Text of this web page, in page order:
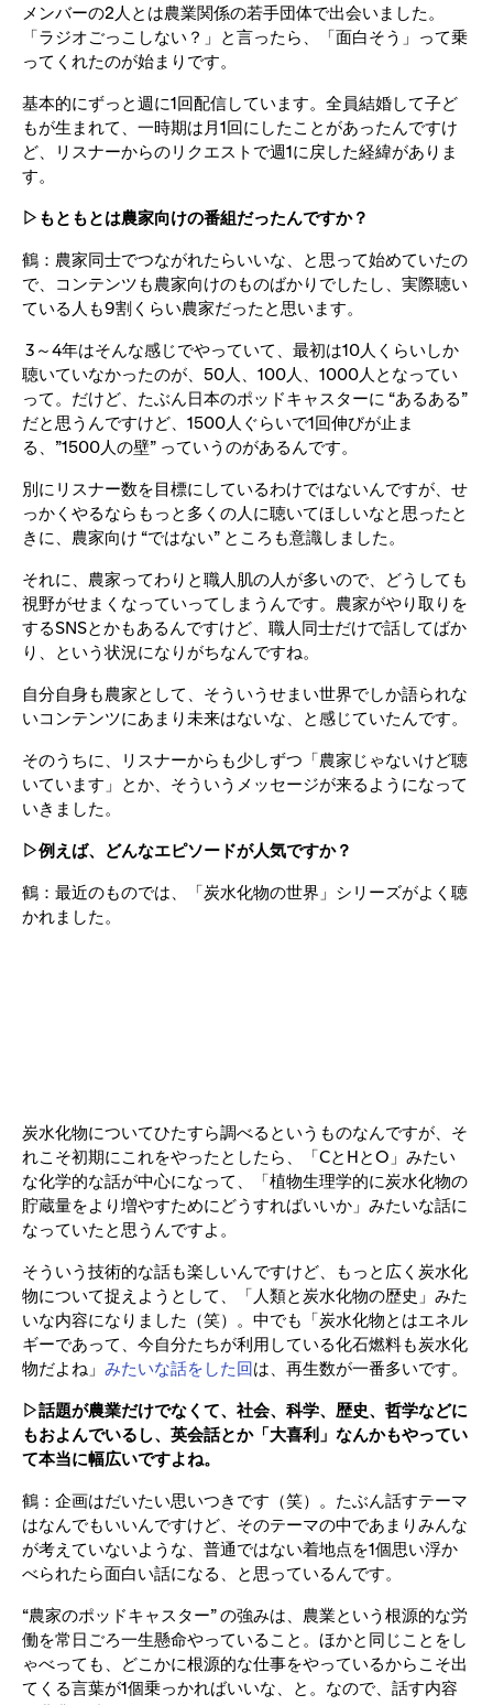
メンバーの2人とは農業関係の若手団体で出会いました。
「ラジオごっこしない？」と言ったら、「面白そう」って乗
ってくれたのが始まりです。
基本的にずっと週に1回配信しています。全員結婚して子ど
もが生まれて、一時期は月1回にしたことがあったんですけ
ど、リスナーからのリクエストで週1に戻した経緯がありま
す。
▷もともとは農家向けの番組だったんですか？
鶴：農家同士でつながれたらいいな、と思って始めていたの
で、コンテンツも農家向けのものばかりでしたし、実際聴い
ている人も9割くらい農家だったと思います。
3～4年はそんな感じでやっていて、最初は10人くらいしか
聴いていなかったのが、50人、100人、1000人となってい
って。だけど、たぶん日本のポッドキャスターに “あるある”
だと思うんですけど、1500人ぐらいで1回伸びが止ま
る、”1500人の壁” っていうのがあるんです。
別にリスナー数を目標にしているわけではないんですが、せ
っかくやるならもっと多くの人に聴いてほしいなと思ったと
きに、農家向け “ではない” ところも意識しました。
それに、農家ってわりと職人肌の人が多いので、どうしても
視野がせまくなっていってしまうんです。農家がやり取りを
するSNSとかもあるんですけど、職人同士だけで話してばか
り、という状況になりがちなんですね。
自分自身も農家として、そういうせまい世界でしか語られな
いコンテンツにあまり未来はないな、と感じていたんです。
そのうちに、リスナーからも少しずつ「農家じゃないけど聴
いています」とか、そういうメッセージが来るようになって
いきました。
▷例えば、どんなエピソードが人気ですか？
鶴：最近のものでは、「炭水化物の世界」シリーズがよく聴
かれました。
炭水化物についてひたすら調べるというものなんですが、そ
れこそ初期にこれをやったとしたら、「CとHとO」みたい
な化学的な話が中心になって、「植物生理学的に炭水化物の
貯蔵量をより増やすためにどうすればいいか」みたいな話に
なっていたと思うんですよ。
そういう技術的な話も楽しいんですけど、もっと広く炭水化
物について捉えようとして、「人類と炭水化物の歴史」みた
いな内容になりました（笑）。中でも「炭水化物とはエネル
ギーであって、今自分たちが利用している化石燃料も炭水化
物だよね」 みたいな話をした回は、再生数が一番多いです。
▷話題が農業だけでなくて、社会、科学、歴史、哲学などに
もおよんでいるし、英会話とか「大喜利」なんかもやってい
て本当に幅広いですよね。
鶴：企画はだいたい思いつきです（笑）。たぶん話すテーマ
はなんでもいいんですけど、そのテーマの中であまりみんな
が考えていないような、普通ではない着地点を1個思い浮か
べられたら面白い話になる、と思っているんです。
“農家のポッドキャスター” の強みは、農業という根源的な労
働を常日ごろ一生懸命やっていること。ほかと同じことをし
ゃべっても、どこかに根源的な仕事をやっているからこそ出
てくる言葉が1個乗っかればいいな、と。なので、話す内容